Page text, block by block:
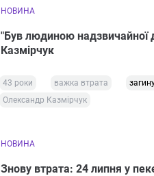
НОВИНА
"Був людиною надзвичайної
Казмірчук
43 роки важка втрата
Олександр Казмірчук
НОВИНА
Знову втрата: 24 липня у